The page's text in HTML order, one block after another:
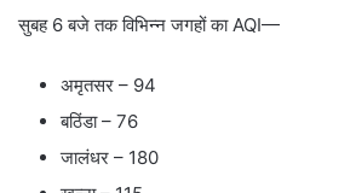
सुबह 6 बजे तक विभिन्न जगहों का AQI—
अमृतसर – 94
बठिंडा – 76
जालंधर – 180